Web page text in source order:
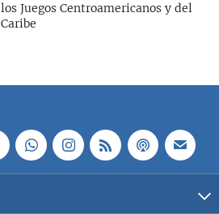
los Juegos Centroamericanos y del
Caribe